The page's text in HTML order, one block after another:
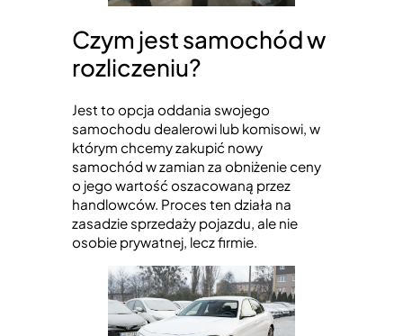
Czym jest samochód w
rozliczeniu?
Jest to opcja oddania swojego
samochodu dealerowi lub komisowi, w
którym chcemy zakupić nowy
samochód w zamian za obniżenie ceny
o jego wartość oszacowaną przez
handlowców. Proces ten działa na
zasadzie sprzedaży pojazdu, ale nie
osobie prywatnej, lecz firmie.